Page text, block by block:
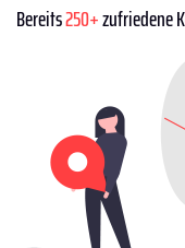
Bereits250+zufriedene